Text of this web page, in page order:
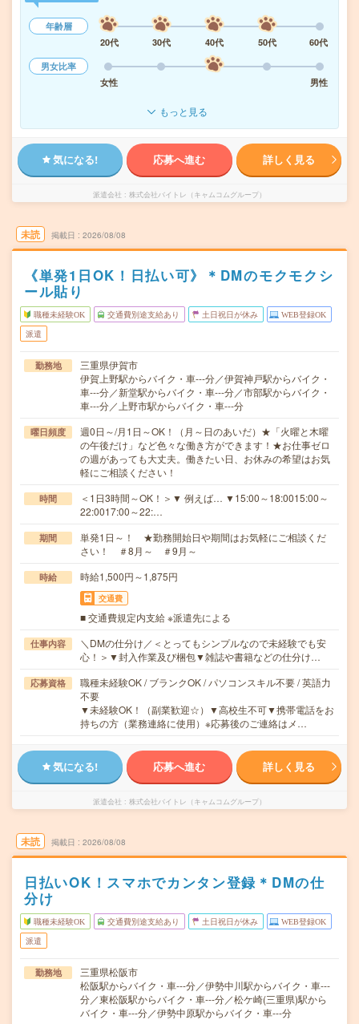
年齢層
20代
30代 40代 50代
60代
男女比率
女性
男性
もっと見る
気になる! 応募へ進む 詳しく見る
派遣会社 株式会社バイトレ（キャムコムグループ）
未読 掲載日 2026/08/08
《単発1日OK！日払い可》＊DMのモクモクシ
ール貼り
職種未経験OK 交通費別途支給あり 土日祝日が休み WEB登録OK
派遣
勤務地
三重県伊賀市
伊賀上野駅からバイク・車---分／伊賀神戸駅からバイク・
車---分／新堂駅からバイク・車---分／市部駅からバイク・
車---分／上野市駅からバイク・車---分
曜日頻度
週0日～/月1日～OK！（月～日のあいだ）★「火曜と木曜
の午後だけ」など色々な働き方ができます！★お仕事ゼロ
の週があっても大丈夫。働きたい日、お休みの希望はお気
軽にご相談ください！
時間
＜1日3時間～OK！＞▼ 例えば… ▼15:00～18:0015:00～
22:0017:00～22:…
期間
単発1日～！ ★勤務開始日や期間はお気軽にご相談くだ
さい！ ＃8月～ ＃9月～
時給 時給1,500円～1,875円
交通費
■ 交通費規定内支給 ※派遣先による
仕事内容
＼DMの仕分け／＜とってもシンプルなので未経験でも安
心！＞▼封入作業及び梱包▼雑誌や書籍などの仕分け…
応募資格
職種未経験OK / ブランクOK / パソコンスキル不要 / 英語力
不要
▼未経験OK！（副業歓迎☆）▼高校生不可▼携帯電話をお
持ちの方（業務連絡に使用）※応募後のご連絡はメ…
気になる! 応募へ進む 詳しく見る
派遣会社 株式会社バイトレ（キャムコムグループ）
未読 掲載日 2026/08/08
日払いOK！スマホでカンタン登録＊DMの仕
分け
職種未経験OK 交通費別途支給あり 土日祝日が休み WEB登録OK
派遣
勤務地
三重県松阪市
松阪駅からバイク・車---分／伊勢中川駅からバイク・車---
分／東松阪駅からバイク・車---分／松ケ崎(三重県)駅から
バイク・車---分／伊勢中原駅からバイク・車---分